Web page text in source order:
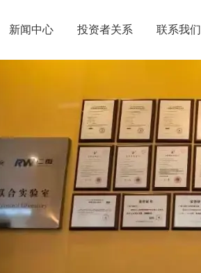
新闻中心 投资者关系 联系我们